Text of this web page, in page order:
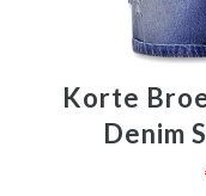
Korte
Denim